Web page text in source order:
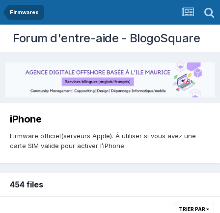
Firmwares
Forum d'entre-aide - BlogoSquare
iPhone
Firmware officiel(serveurs Apple). À utiliser si vous avez une
carte SIM valide pour activer l’iPhone.
454 files
TRIER PAR